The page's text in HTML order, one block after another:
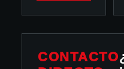
CONTACTO